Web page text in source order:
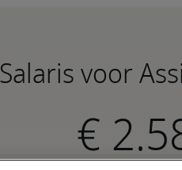
Salaris voor